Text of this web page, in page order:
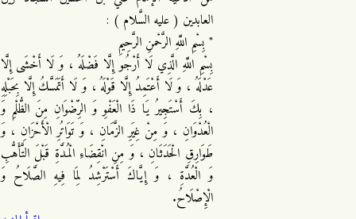
العابدين ( عليه السَّلام ) :
" بِسْمِ اللَّهِ الرَّحْمنِ الرَّحِيمِ
بِسْمِ اللَّهِ الَّذِي لَا أَرْجُو إِلَّا فَضْلَهُ ، وَ لَا أَخْشَى إِلَّا
عَدْلَهُ ، وَ لَا أَعْتَمِدُ إِلَّا قَوْلَهُ ، وَ لَا أَتَمَسَّكُ إِلَّا بِحَبْلِهِ
، بِكَ أَسْتَجِيرُ يَا ذَا الْعَفْوِ وَ الرِّضْوَانِ مِنَ الظُّلْمِ وَ
الْعُدْوَانِ ، وَ مِنْ غِيَرِ الزَّمَانِ ، وَ تَوَاتُرِ الْأَحْزَانِ ، وَ
طَوَارِقِ الْحَدَثَانِ ، وَ مِنِ انْقِضَاءِ الْمُدَّةِ قَبْلَ التَّأَهُّبِ
وَ الْعُدَّةِ ، وَ إِيَّاكَ أَسْتَرْشِدُ لِمَا فِيهِ الصَّلَاحُ وَ
الْإِصْلَاحُ.